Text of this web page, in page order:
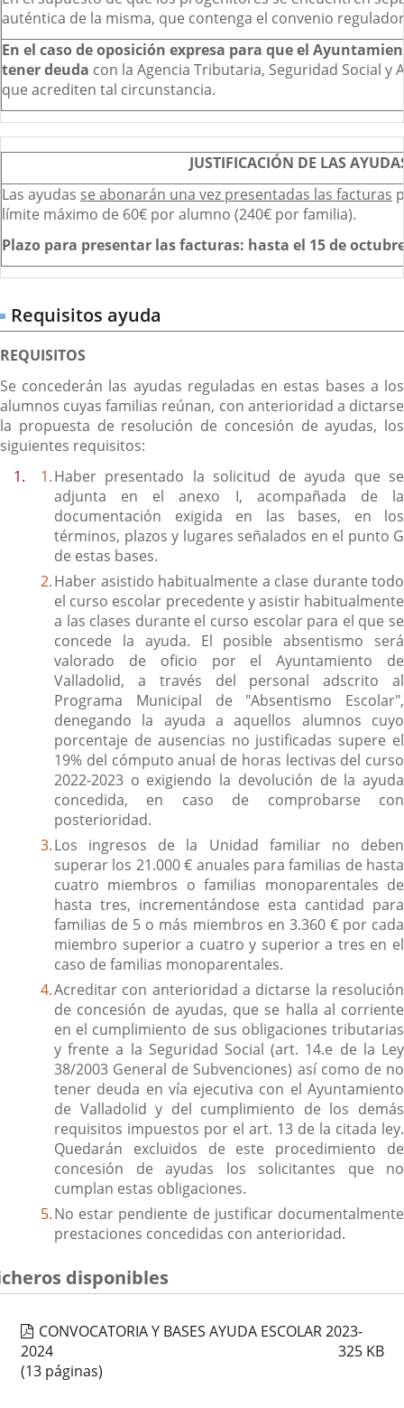
auténtica de la misma, que contenga el convenio
En el caso de oposición expresa para que el
tener deuda con la Agencia Tributaria, Seguridad Social
que acrediten tal circunstancia.
JUSTIFICACIÓN DE LAS
Las ayudas se abonarán una vez presentadas las facturas
límite máximo de 60€ por alumno (240€ por familia).
Plazo para presentar las facturas: hasta el 15 de
Requisitos ayuda
REQUISITOS
Se concederán las ayudas reguladas en estas bases a los
alumnos cuyas familias reúnan, con anterioridad a dictarse
la propuesta de resolución de concesión de ayudas, los
siguientes requisitos:
Haber presentado la solicitud de ayuda que se
adjunta en el anexo I, acompañada de la
documentación exigida en las bases, en los
términos, plazos y lugares señalados en el punto G
de estas bases.
Haber asistido habitualmente a clase durante todo
el curso escolar precedente y asistir habitualmente
a las clases durante el curso escolar para el que se
concede la ayuda. El posible absentismo será
valorado de oficio por el Ayuntamiento de
Valladolid, a través del personal adscrito al
Programa Municipal de "Absentismo Escolar",
denegando la ayuda a aquellos alumnos cuyo
porcentaje de ausencias no justificadas supere el
19% del cómputo anual de horas lectivas del curso
2022-2023 o exigiendo la devolución de la ayuda
concedida, en caso de comprobarse con
posterioridad.
Los ingresos de la Unidad familiar no deben
superar los 21.000 € anuales para familias de hasta
cuatro miembros o familias monoparentales de
hasta tres, incrementándose esta cantidad para
familias de 5 o más miembros en 3.360 € por cada
miembro superior a cuatro y superior a tres en el
caso de familias monoparentales.
Acreditar con anterioridad a dictarse la resolución
de concesión de ayudas, que se halla al corriente
en el cumplimiento de sus obligaciones tributarias
y frente a la Seguridad Social (art. 14.e de la Ley
38/2003 General de Subvenciones) así como de no
tener deuda en vía ejecutiva con el Ayuntamiento
de Valladolid y del cumplimiento de los demás
requisitos impuestos por el art. 13 de la citada ley.
Quedarán excluidos de este procedimiento de
concesión de ayudas los solicitantes que no
cumplan estas obligaciones.
No estar pendiente de justificar documentalmente
prestaciones concedidas con anterioridad.
disponibles
CONVOCATORIA Y BASES AYUDA ESCOLAR 2023-
2024
325 KB
(13 páginas)